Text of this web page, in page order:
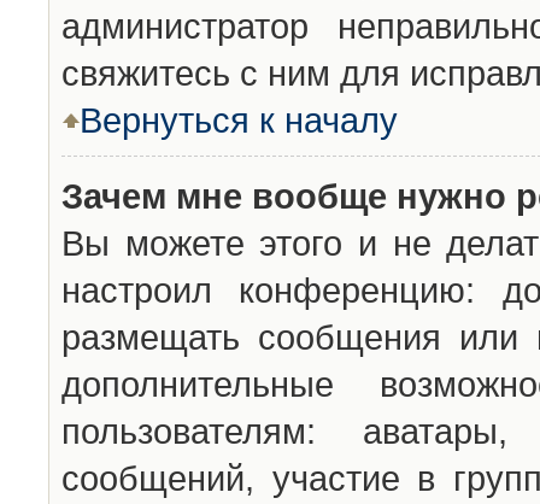
администратор
свяжитесь с ним для
Вернуться к началу
Зачем мне вообще нужно
Вы можете этого и не
настроил конференцию:
размещать сообщения или
дополнительные
пользователям:
сообщений, участие в